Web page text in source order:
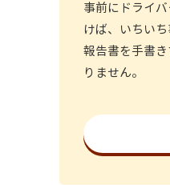
事前にドライ
けば、いちい
報告書を手書
りません。